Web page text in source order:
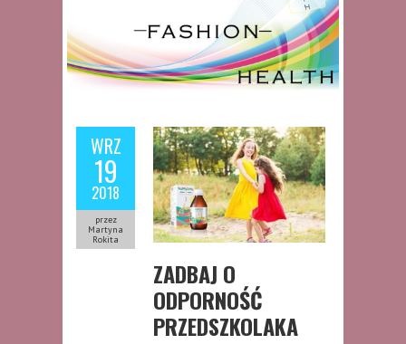
WRZ
19
2018
przez
Martyna
Rokita
ZADBAJ O
ODPORNOŚĆ
PRZEDSZKOLAKA